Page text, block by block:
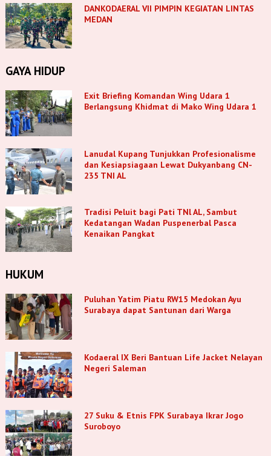
DANKODAERAL VII PIMPIN KEGIATAN LINTAS
MEDAN
GAYA HIDUP
Exit Briefing Komandan Wing Udara 1
Berlangsung Khidmat di Mako Wing Udara 1
Lanudal Kupang Tunjukkan Profesionalisme
dan Kesiapsiagaan Lewat Dukyanbang CN-
235 TNI AL
Tradisi Peluit bagi Pati TNl AL, Sambut
Kedatangan Wadan Puspenerbal Pasca
Kenaikan Pangkat
HUKUM
Puluhan Yatim Piatu RW15 Medokan Ayu
Surabaya dapat Santunan dari Warga
Kodaeral IX Beri Bantuan Life Jacket Nelayan
Negeri Saleman
27 Suku & Etnis FPK Surabaya Ikrar Jogo
Suroboyo